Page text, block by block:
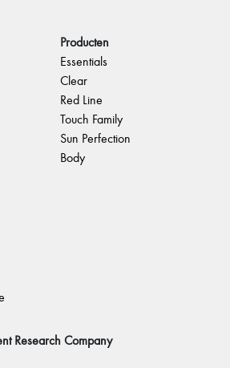
Producten
Essentials
Clear
Red Line
Touch Family
Sun Perfection
Body
Research Company